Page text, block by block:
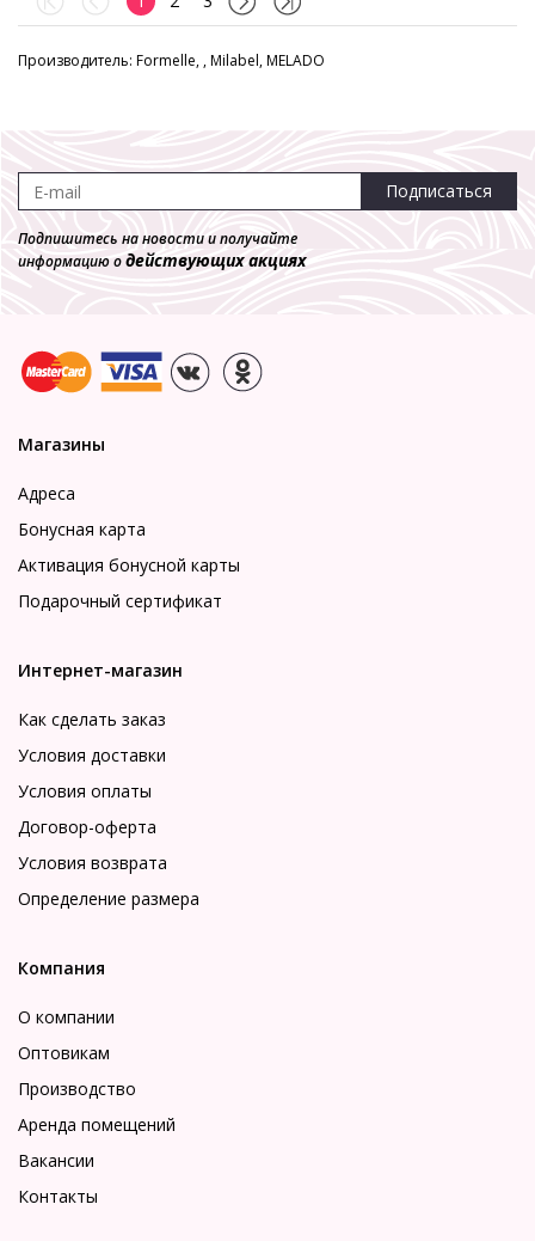
Производитель: Formelle, , Milabel, MELADO
Подписаться
Подпишитесь на новости и получайте
информацию одействующих акциях
Магазины
Адреса
Бонусная карта
Активация бонусной карты
Подарочный сертификат
Интернет-магазин
Как сделать заказ
Условия доставки
Условия оплаты
Договор-оферта
Условия возврата
Определение размера
Компания
О компании
Оптовикам
Производство
Аренда помещений
Вакансии
Контакты